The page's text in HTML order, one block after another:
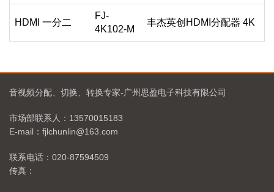
HDMI 一分二
FJ-
4K102-M
丰杰英创HDMI分配器 4K
音视频分配、切换、转换专家-广州思盈电子科技有限公司
市场部联系人：13570015183
E-mail：fjlchunlin@163.com
联系电话：020-87594509
传真：